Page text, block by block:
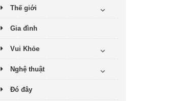
Thế giới
Gia đình
Vui Khỏe
Nghệ thuật
Đó đây